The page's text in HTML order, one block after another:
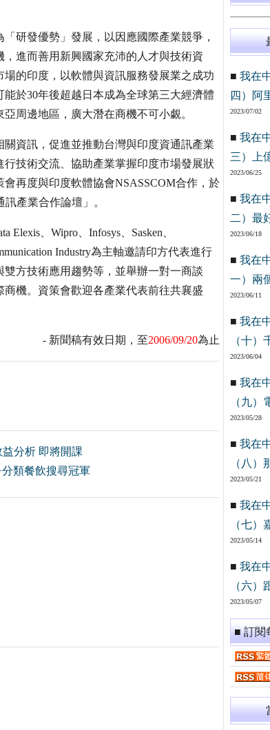
研發優勢」發展，以因應國際產業競爭，
進而善用新興國家充沛的人才與技術資
的印度，以軟體與資訊服務發展業之成功
於30年後超越日本成為全球第三大經濟體
周邊地區，廣大潛在商機不可小覷。
資訊，促進並推動台灣與印度資通訊產業
技術交流、協助產業掌握印度市場發展狀
再度與印度軟體協會NSASSCOM合作，於
產業合作論壇」。
Elexis、Wipro、Infosys、Sasken、
Industry為主軸邀請印方代表進行
方技術應用趨勢等，並舉辦一對一商談
機。資策會歡迎各產業代表前往共襄盛
- 新聞稿有效日期，至2006/09/20為止
分析 即將開課
類餐飲搜尋冠軍
■ 我在
四）阿
2023/07/02
■ 我在
三）上
2023/06/25
■ 我在
二）最
2023/06/18
■ 我在
一）兩
2023/06/11
■ 我在
（十）
2023/06/04
■ 我在
（九）
2023/05/28
■ 我在
（八）
2023/05/21
■ 我在
（七）
2023/05/14
■ 我在
（六）
2023/05/07
■ 訂閱